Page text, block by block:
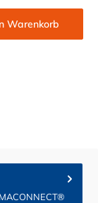
um die Anzahl
Warenkorb